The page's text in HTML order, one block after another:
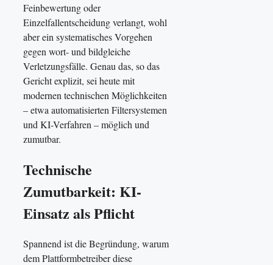
Feinbewertung oder
Einzelfallentscheidung verlangt, wohl
aber ein systematisches Vorgehen
gegen wort- und bildgleiche
Verletzungsfälle. Genau das, so das
Gericht explizit, sei heute mit
modernen technischen Möglichkeiten
– etwa automatisierten Filtersystemen
und KI-Verfahren – möglich und
zumutbar.
Technische
Zumutbarkeit: KI-
Einsatz als Pflicht
Spannend ist die Begründung, warum
dem Plattformbetreiber diese